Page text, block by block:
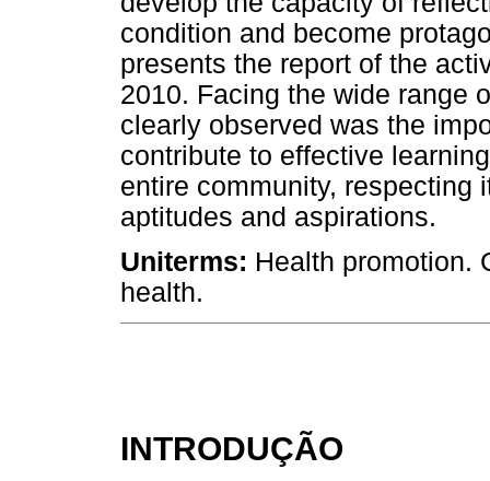
condition and become
presents the report of the
2010. Facing the wide range
clearly observed was the
contribute to effective
entire community, respecting
aptitudes and aspirations.
Uniterms: Health promotion.
health.
INTRODUÇÃO